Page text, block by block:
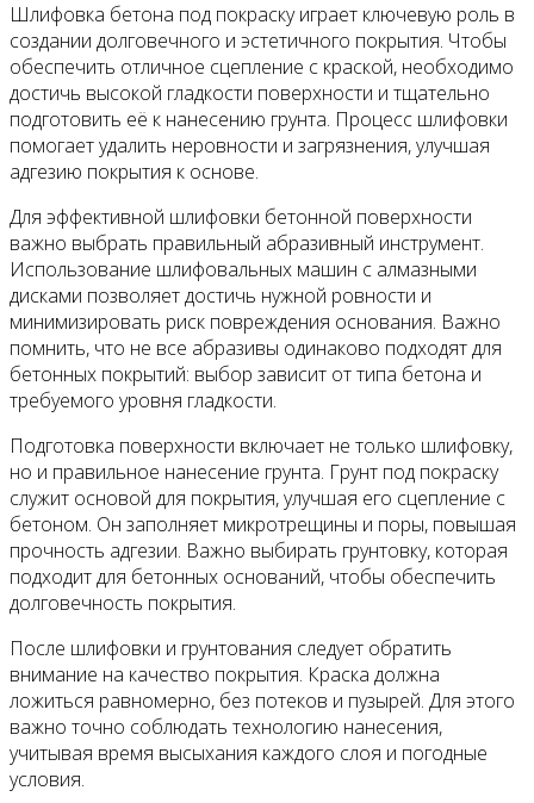
Шлифовка бетона под покраску играет ключевую роль в
создании долговечного и эстетичного покрытия. Чтобы
обеспечить отличное сцепление с краской, необходимо
достичь высокой гладкости поверхности и тщательно
подготовить её к нанесению грунта. Процесс шлифовки
помогает удалить неровности и загрязнения, улучшая
адгезию покрытия к основе.
Для эффективной шлифовки бетонной поверхности
важно выбрать правильный абразивный инструмент.
Использование шлифовальных машин с алмазными
дисками позволяет достичь нужной ровности и
минимизировать риск повреждения основания. Важно
помнить, что не все абразивы одинаково подходят для
бетонных покрытий: выбор зависит от типа бетона и
требуемого уровня гладкости.
Подготовка поверхности включает не только шлифовку,
но и правильное нанесение грунта. Грунт под покраску
служит основой для покрытия, улучшая его сцепление с
бетоном. Он заполняет микротрещины и поры, повышая
прочность адгезии. Важно выбирать грунтовку, которая
подходит для бетонных оснований, чтобы обеспечить
долговечность покрытия.
После шлифовки и грунтования следует обратить
внимание на качество покрытия. Краска должна
ложиться равномерно, без потеков и пузырей. Для этого
важно точно соблюдать технологию нанесения,
учитывая время высыхания каждого слоя и погодные
условия.